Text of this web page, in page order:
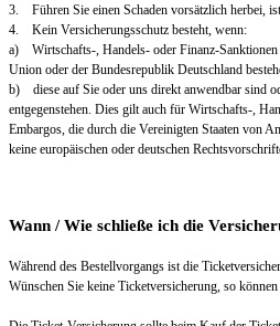
3. Führen Sie einen Schaden vorsätzlich herbei,
4. Kein Versicherungsschutz besteht, wenn:
a) Wirtschafts-, Handels- oder Finanz-Sanktionen
Union oder der Bundesrepublik Deutschland
b) diese auf Sie oder uns direkt anwendbar sind
entgegenstehen. Dies gilt auch für Wirtschafts-,
Embargos, die durch die Vereinigten Staaten von
keine europäischen oder deutschen
Wann / Wie schließe ich die
Während des Bestellvorgangs ist die
Wünschen Sie keine Ticketversicherung, so